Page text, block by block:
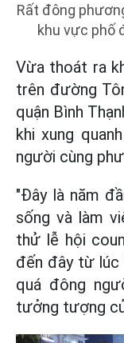
Rất đông
khu vực phố
Vừa thoát ra
trên đường
quận Bình
khi xung
người cùng
"Đây là năm
sống và làm
thử lễ hội
đến đây từ lúc
quá đông
tưởng tượng